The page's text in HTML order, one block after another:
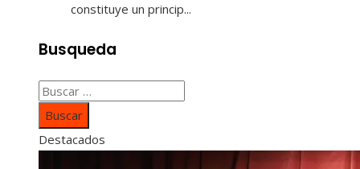
constituye un princip...
Busqueda
Buscar:
Destacados